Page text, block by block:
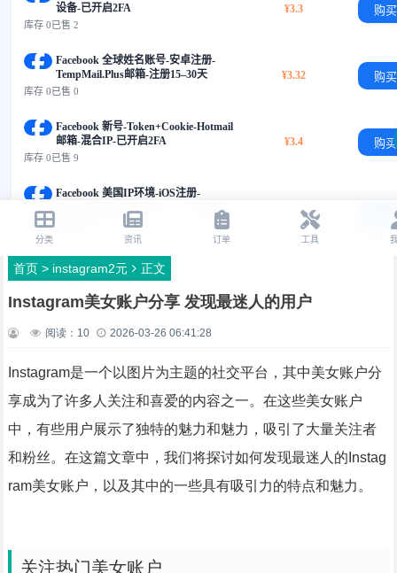
首页> instagram2元 正文
Instagram美女账户分享 发现最迷人的用户
阅读： 10 2026-03-26 06:41:28
Instagram是一个以图片为主题的社交平台，其中美女账户分
享成为了许多人关注和喜爱的内容之一。在这些美女账户
中，有些用户展示了独特的魅力和魅力，吸引了大量关注者
和粉丝。在这篇文章中，我们将探讨如何发现最迷人的Instag
ram美女账户，以及其中的一些具有吸引力的特点和魅力。
关注热门美女账户